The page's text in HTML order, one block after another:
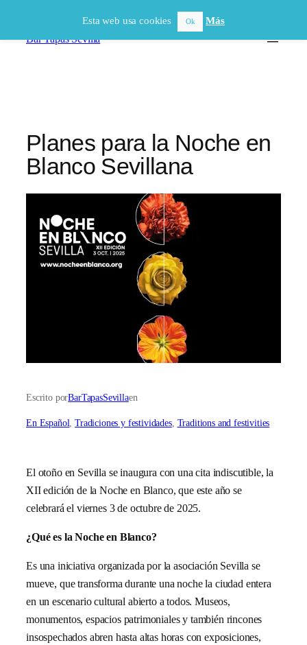
Bar Tapas Sevilla
Planes para la Noche en
Blanco Sevillana
Escrito porBarTapasSevillaen
En Español , Tradiciones y festividades, Traditions and festivities
El otoño en Sevilla se inaugura con una cita indiscutible, la
XII edición de la Noche en Blanco, que este año se
celebrará el viernes 3 de octubre de 2025.
¿Qué es la Noche en Blanco?
Es una iniciativa organizada por la asociación Sevilla se
mueve, que transforma durante una noche la ciudad entera
en un escenario cultural abierto a todos. Museos,
monumentos, espacios patrimoniales y también rincones
insospechados abren hasta altas horas con exposiciones,
Esta web usa cookies Ok Más